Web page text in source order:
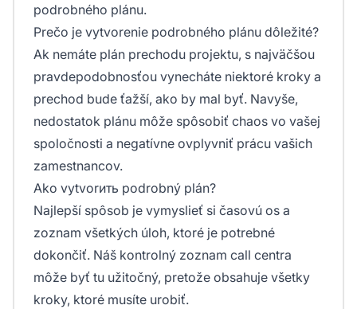
podrobného plánu.
Prečo je vytvorenie podrobného plánu dôležité?
Ak nemáte plán prechodu projektu, s najväčšou
pravdepodobnosťou vynecháte niektoré kroky a
prechod bude ťažší, ako by mal byť. Navyše,
nedostatok plánu môže spôsobiť chaos vo vašej
spoločnosti a negatívne ovplyvniť prácu vašich
zamestnancov.
Ako vytvorить podrobný plán?
Najlepší spôsob je vymyslieť si časovú os a
zoznam všetkých úloh, ktoré je potrebné
dokončiť. Náš kontrolný zoznam call centra
môže byť tu užitočný, pretože obsahuje všetky
kroky, ktoré musíte urobiť.